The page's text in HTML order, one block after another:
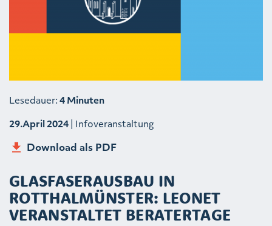
Lesedauer:4 Minuten
29.April 2024| Infoveranstaltung
Download als PDF
GLASFASERAUSBAU IN
ROTTHALMÜNSTER: LEONET
VERANSTALTET BERATERTAGE